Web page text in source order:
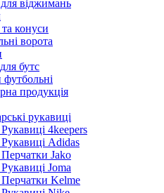
віджимань
конуси
ворота
бутс
продукція
рукавиці
4keepers
Adidas
Jako
Joma
Kelme